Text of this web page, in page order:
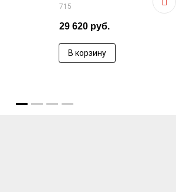
715
29 620 руб.
В корзину